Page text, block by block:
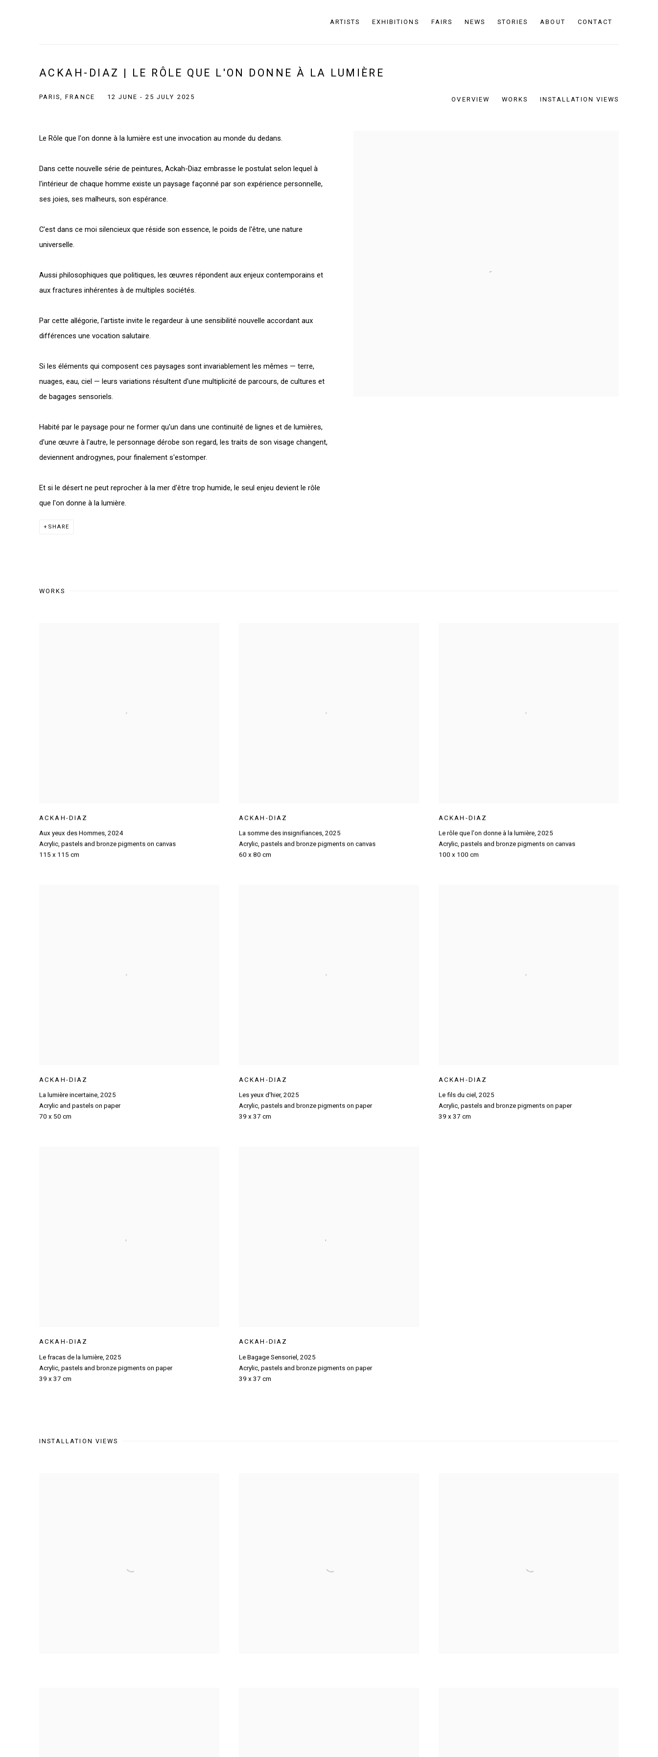
ARTISTS EXHIBITIONS FAIRS NEWS STORIES ABOUT CONTACT
ACKAH-DIAZ | LE RÔLE QUE L'ON DONNE À LA LUMIÈRE
PARIS, FRANCE 12 JUNE - 25 JULY 2025 OVERVIEW WORKS INSTALLATION VIEWS
Le Rôle que l'on donne à la lumière est une invocation au monde du dedans.
Dans cette nouvelle série de peintures, Ackah-Diaz embrasse le postulat selon lequel à
l'intérieur de chaque homme existe un paysage façonné par son expérience personnelle,
ses joies, ses malheurs, son espérance.
C'est dans ce moi silencieux que réside son essence, le poids de l'être, une nature
universelle.
Aussi philosophiques que politiques, les œuvres répondent aux enjeux contemporains et
aux fractures inhérentes à de multiples sociétés.
Par cette allégorie, l'artiste invite le regardeur à une sensibilité nouvelle accordant aux
différences une vocation salutaire.
Si les éléments qui composent ces paysages sont invariablement les mêmes — terre,
nuages, eau, ciel — leurs variations résultent d'une multiplicité de parcours, de cultures et
de bagages sensoriels.
Habité par le paysage pour ne former qu'un dans une continuité de lignes et de lumières,
d'une œuvre à l'autre, le personnage dérobe son regard, les traits de son visage changent,
deviennent androgynes, pour finalement s'estomper.
Et si le désert ne peut reprocher à la mer d'être trop humide, le seul enjeu devient le rôle
que l'on donne à la lumière.
SHARE
WORKS
ACKAH-DIAZ
Aux yeux des Hommes, 2024
Acrylic, pastels and bronze pigments on canvas
115 x 115 cm
ACKAH-DIAZ
La somme des insignifiances, 2025
Acrylic, pastels and bronze pigments on canvas
60 x 80 cm
ACKAH-DIAZ
Le rôle que l'on donne à la lumière, 2025
Acrylic, pastels and bronze pigments on canvas
100 x 100 cm
ACKAH-DIAZ
La lumière incertaine, 2025
Acrylic and pastels on paper
70 x 50 cm
ACKAH-DIAZ
Les yeux d'hier, 2025
Acrylic, pastels and bronze pigments on paper
39 x 37 cm
ACKAH-DIAZ
Le fils du ciel, 2025
Acrylic, pastels and bronze pigments on paper
39 x 37 cm
ACKAH-DIAZ
Le fracas de la lumière 2025
Acrylic pastels and bronze pigments on paper
39 x 37 cm
ACKAH-DIAZ
Le Bagage Sensoriel 2025
Acrylic, pastels and bronze pigments on paper
39 x 37 cm
INSTALLATION VIEWS